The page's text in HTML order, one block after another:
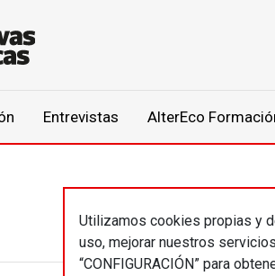
Entrevistas AlterEco
Utilizamos cookies propias y
uso, mejorar nuestros
“CONFIGURACIÓN” para